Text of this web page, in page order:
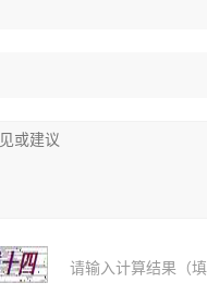
请输入计算结果（